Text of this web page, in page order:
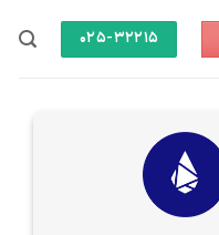
025-32215